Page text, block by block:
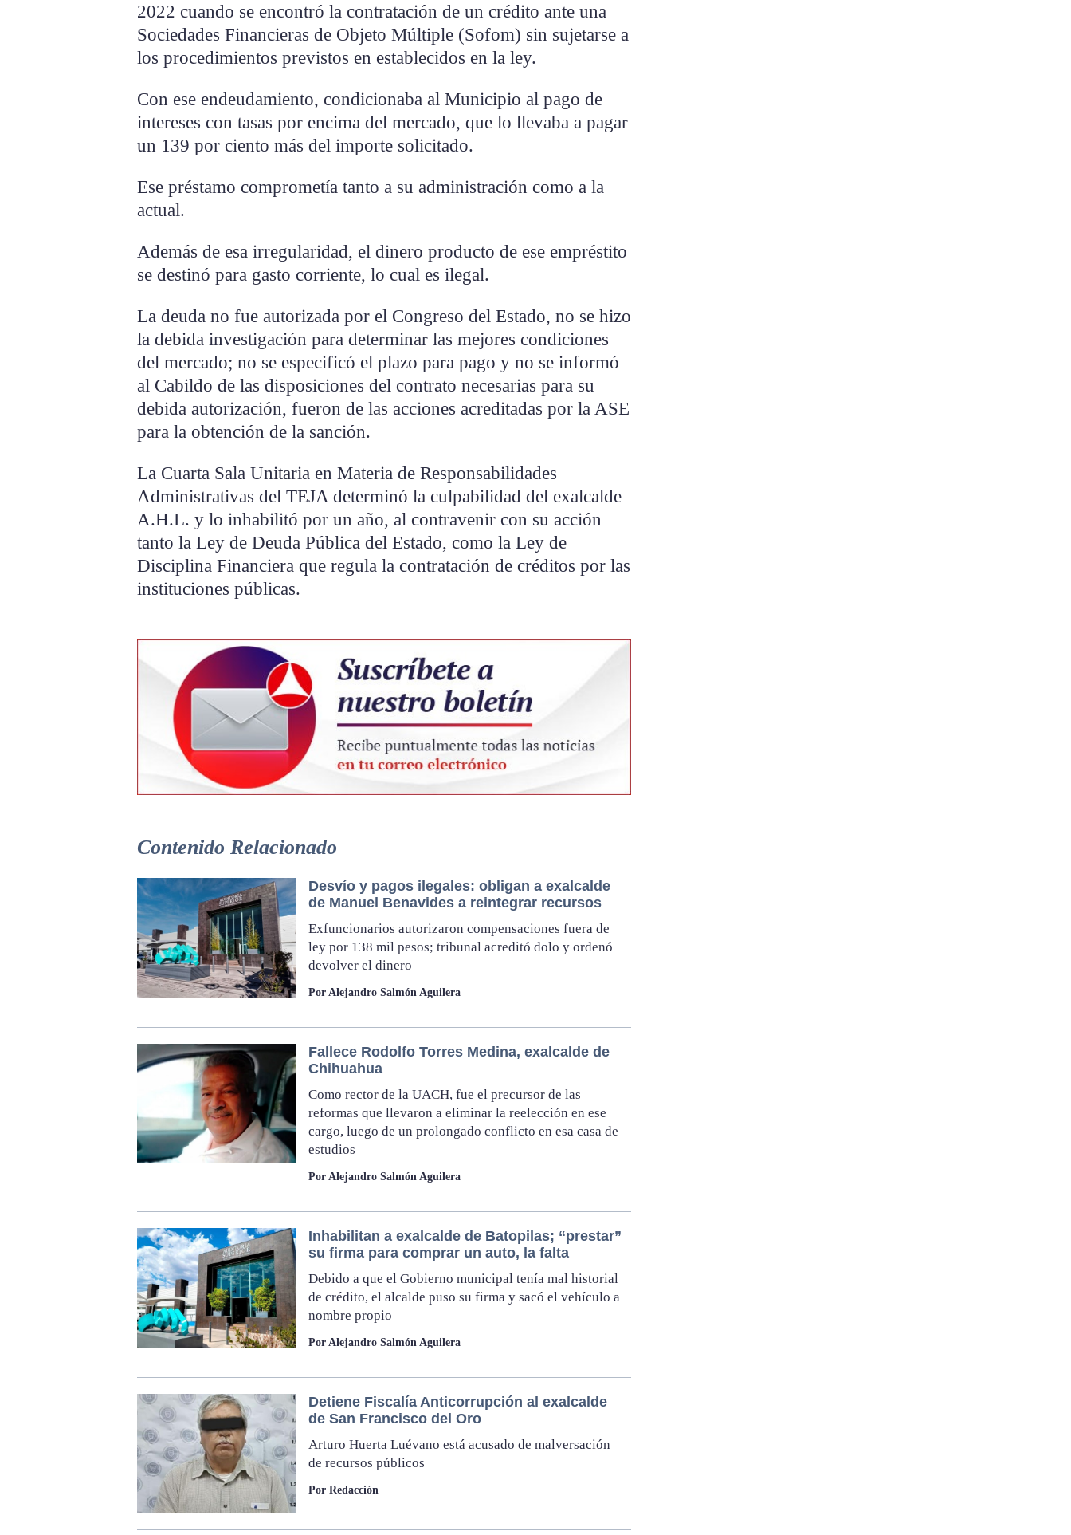
2022 cuando se encontró la contratación de un crédito ante una
Sociedades Financieras de Objeto Múltiple (Sofom) sin sujetarse a
los procedimientos previstos en establecidos en la ley.
Con ese endeudamiento, condicionaba al Municipio al pago de
intereses con tasas por encima del mercado, que lo llevaba a pagar
un 139 por ciento más del importe solicitado.
Ese préstamo comprometía tanto a su administración como a la
actual.
Además de esa irregularidad, el dinero producto de ese empréstito
se destinó para gasto corriente, lo cual es ilegal.
La deuda no fue autorizada por el Congreso del Estado, no se hizo
la debida investigación para determinar las mejores condiciones
del mercado; no se especificó el plazo para pago y no se informó
al Cabildo de las disposiciones del contrato necesarias para su
debida autorización, fueron de las acciones acreditadas por la ASE
para la obtención de la sanción.
La Cuarta Sala Unitaria en Materia de Responsabilidades
Administrativas del TEJA determinó la culpabilidad del exalcalde
A.H.L. y lo inhabilitó por un año, al contravenir con su acción
tanto la Ley de Deuda Pública del Estado, como la Ley de
Disciplina Financiera que regula la contratación de créditos por las
instituciones públicas.
Contenido Relacionado
Desvío y pagos ilegales: obligan a exalcalde
de Manuel Benavides a reintegrar recursos
Exfuncionarios autorizaron compensaciones fuera de
ley por 138 mil pesos; tribunal acreditó dolo y ordenó
devolver el dinero
Por Alejandro Salmón Aguilera
Fallece Rodolfo Torres Medina, exalcalde de
Chihuahua
Como rector de la UACH, fue el precursor de las
reformas que llevaron a eliminar la reelección en ese
cargo, luego de un prolongado conflicto en esa casa de
estudios
Por Alejandro Salmón Aguilera
Inhabilitan a exalcalde de Batopilas; “prestar”
su firma para comprar un auto, la falta
Debido a que el Gobierno municipal tenía mal historial
de crédito, el alcalde puso su firma y sacó el vehículo a
nombre propio
Por Alejandro Salmón Aguilera
Detiene Fiscalía Anticorrupción al exalcalde
de San Francisco del Oro
Arturo Huerta Luévano está acusado de malversación
de recursos públicos
Por Redacción